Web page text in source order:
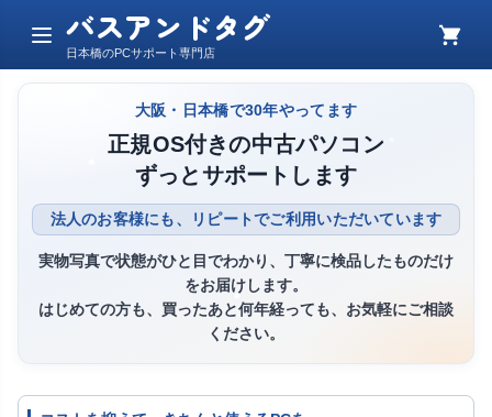
メ
ュ
バスアンドタグ
日本橋のPCサポート専門店
カ
ト
大阪・日本橋で30年やってます
正規OS付きの中古パソコン
ずっとサポートします
法人のお客様にも、リピートでご利用いただいています
実物写真で状態がひと目でわかり、丁寧に検品したものだけ
をお届けします。
はじめての方も、買ったあと何年経っても、お気軽にご相談
ください。